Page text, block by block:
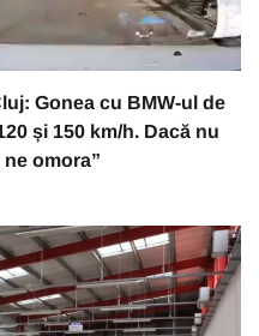
Gonea cu BMW-ul de
și 150 km/h. Dacă nu
omora”